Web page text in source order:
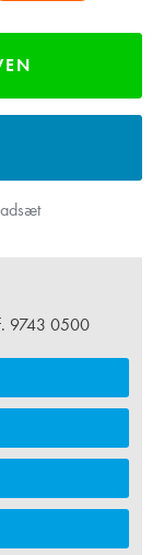
9743 0500